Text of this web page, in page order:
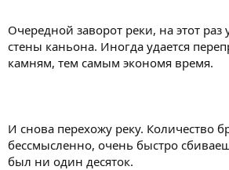
Очередной заворот реки, на этот
стены каньона. Иногда удается
камням, тем самым экономя время.
И снова перехожу реку. Количество
бессмысленно, очень быстро
был ни один десяток.